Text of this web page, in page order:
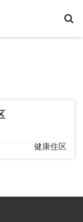
健康住区